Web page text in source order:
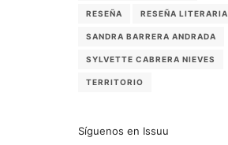
RESEÑA RESEÑA LITERARIA
SANDRA BARRERA ANDRADA
SYLVETTE CABRERA NIEVES
TERRITORIO
Síguenos en Issuu